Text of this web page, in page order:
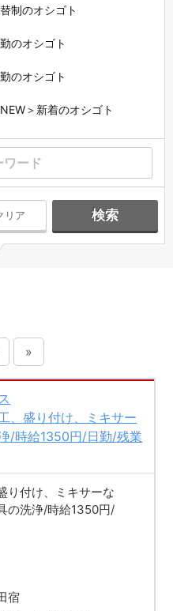
制のオシゴト
のオシゴト
のオシゴト
＞新着のオシゴト
リア 検索
»
、盛り付け、ミキサー
/時給1350円/日勤/残業
り付け、ミキサーな
の洗浄/時給1350円/
宿